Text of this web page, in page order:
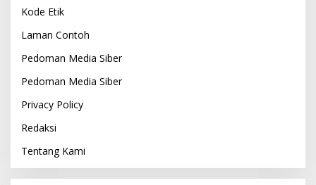
Kode Etik
Laman Contoh
Pedoman Media Siber
Pedoman Media Siber
Privacy Policy
Redaksi
Tentang Kami